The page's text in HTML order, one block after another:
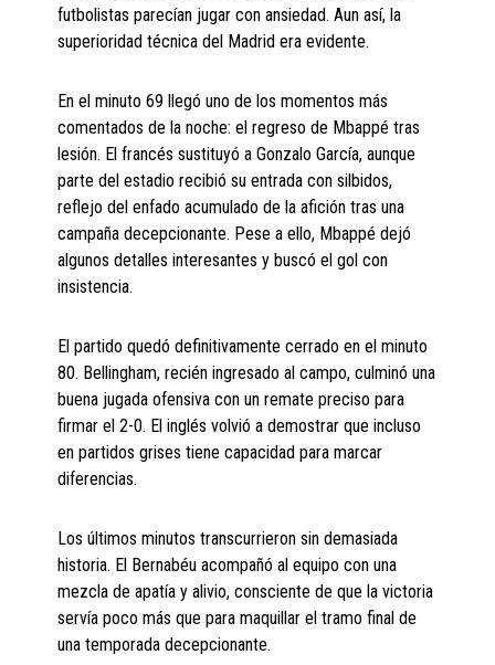
futbolistas parecían jugar con ansiedad. Aun así, la
superioridad técnica del Madrid era evidente.
En el minuto 69 llegó uno de los momentos más
comentados de la noche: el regreso de Mbappé tras
lesión. El francés sustituyó a Gonzalo García, aunque
parte del estadio recibió su entrada con silbidos,
reflejo del enfado acumulado de la afición tras una
campaña decepcionante. Pese a ello, Mbappé dejó
algunos detalles interesantes y buscó el gol con
insistencia.
El partido quedó definitivamente cerrado en el minuto
80. Bellingham, recién ingresado al campo, culminó una
buena jugada ofensiva con un remate preciso para
firmar el 2-0. El inglés volvió a demostrar que incluso
en partidos grises tiene capacidad para marcar
diferencias.
Los últimos minutos transcurrieron sin demasiada
historia. El Bernabéu acompañó al equipo con una
mezcla de apatía y alivio, consciente de que la victoria
servía poco más que para maquillar el tramo final de
una temporada decepcionante.